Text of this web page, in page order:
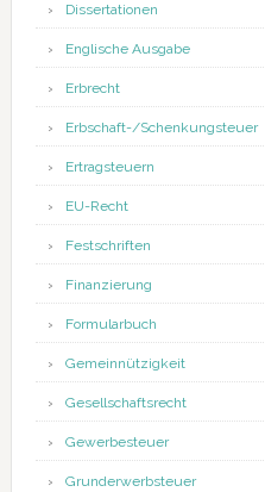
Dissertationen
Englische Ausgabe
Erbrecht
Erbschaft-/Schenkungsteuer
Ertragsteuern
EU-Recht
Festschriften
Finanzierung
Formularbuch
Gemeinnützigkeit
Gesellschaftsrecht
Gewerbesteuer
Grunderwerbsteuer